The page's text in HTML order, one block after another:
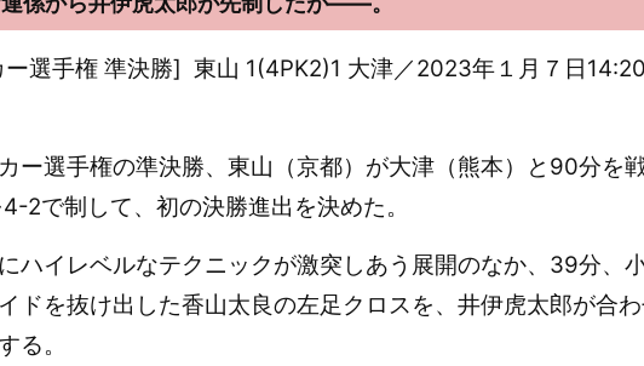
選手権 準決勝] 東山 1(4PK2)1 大津／2023年１月７日
ー選手権の準決勝、東山（京都）が大津 （熊本）と90分を
2で制して、初の決勝進出を決めた。
ハイレベルなテクニックが激突しあう展開のなか、39分、
ドを抜け出した香山太良の左足クロスを、 井伊虎太郎が合
る。